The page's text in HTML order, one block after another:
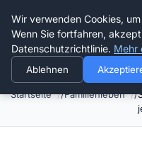
Verflixt-und-
Startseite Familienleben
Wir verwenden Cookies,
Wenn Sie fortfahren,
Datenschutzrichtlinie. Mehr
Ablehnen